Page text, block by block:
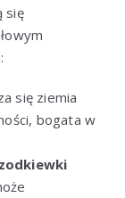
się
się ziemia
bogata w